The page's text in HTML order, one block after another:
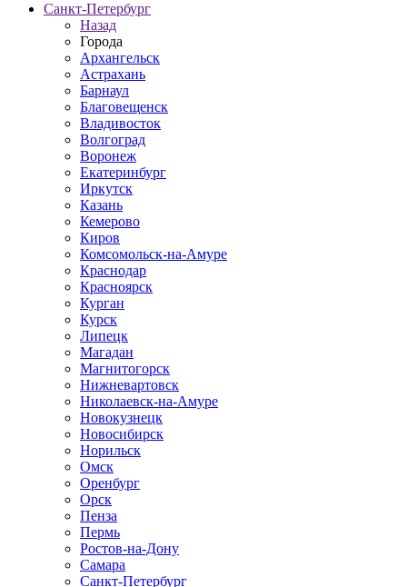
Санкт-Петербург
Назад
Города
Архангельск
Астрахань
Барнаул
Благовещенск
Владивосток
Волгоград
Воронеж
Екатеринбург
Иркутск
Казань
Кемерово
Киров
Комсомольск-на-Амуре
Краснодар
Красноярск
Курган
Курск
Липецк
Магадан
Магнитогорск
Нижневартовск
Николаевск-на-Амуре
Новокузнецк
Новосибирск
Норильск
Омск
Оренбург
Орск
Пенза
Пермь
Ростов-на-Дону
Самара
Санкт-Петербург